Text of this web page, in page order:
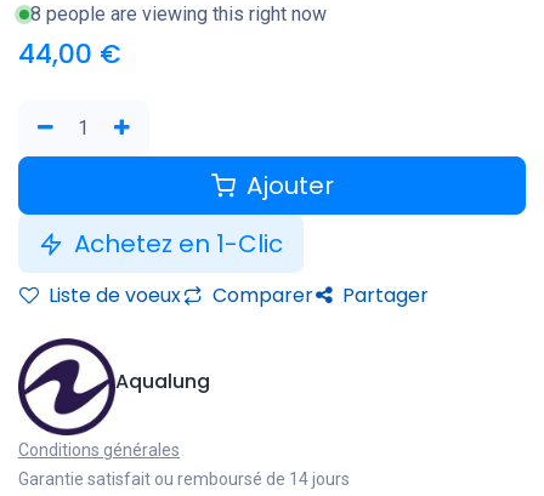
8 people are viewing this right now
44,00 €
Ajouter
Achetez en 1-Clic
Liste de voeux Comparer Partager
Aqualung
Conditions générales
Garantie satisfait ou remboursé de 14 jours